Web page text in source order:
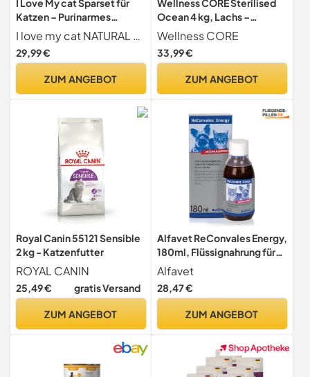
I Love My cat Sparset für
Katzen – Purinarmes
Nassfutter mit
Insektenprotein 12×100 g +
Immun Pulver 80 g +
natürlich
I love my cat NATURAL CAT FOOD
29,99 €
ZUM ANGEBOT
Wellness CORE Sterilised
Ocean 4 kg, Lachs –
Katzenfutter Trocken für
sterilisierte Katzen,
getreidefrei, natürlich,
unterstützt gesunde Haut
Wellness CORE
33,99 €
ZUM ANGEBOT
Royal Canin 55121 Sensible
2 kg - Katzenfutter
ROYAL CANIN
25,49 € gratis Versand
ZUM ANGEBOT
Alfavet ReConvales Energy,
180ml, Flüssignahrung für
kleine Hunde & Katzen
Alfavet
28,47 €
ZUM ANGEBOT